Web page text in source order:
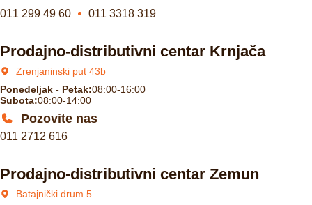
011 299 49 60
011 3318 319
Prodajno-distributivni centar Krnjača
Zrenjaninski put 43b
Ponedeljak - Petak:08:00-16:00
Subota:08:00-14:00
Pozovite nas
011 2712 616
Prodajno-distributivni centar Zemun
Batajnički drum 5